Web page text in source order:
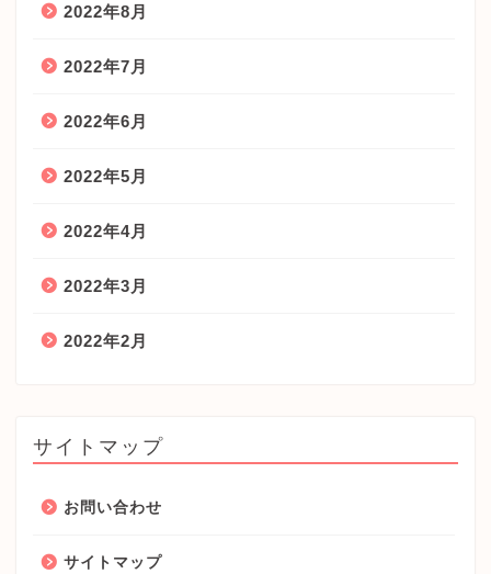
2022年8月
2022年7月
2022年6月
2022年5月
2022年4月
2022年3月
2022年2月
サイトマップ
お問い合わせ
サイトマップ